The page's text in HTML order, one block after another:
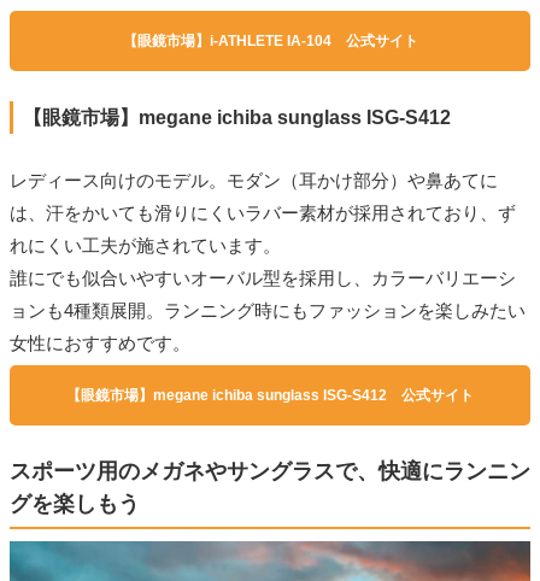
【眼鏡市場】i-ATHLETE IA-104 公式サイト
【眼鏡市場】megane ichiba sunglass ISG-S412
レディース向けのモデル。モダン（耳かけ部分）や鼻あてに
は、汗をかいても滑りにくいラバー素材が採用されており、ず
れにくい工夫が施されています。
誰にでも似合いやすいオーバル型を採用し、カラーバリエーシ
ョンも4種類展開。ランニング時にもファッションを楽しみたい
女性におすすめです。
【眼鏡市場】megane ichiba sunglass ISG-S412 公式サイト
スポーツ用のメガネやサングラスで、快適にランニン
グを楽しもう